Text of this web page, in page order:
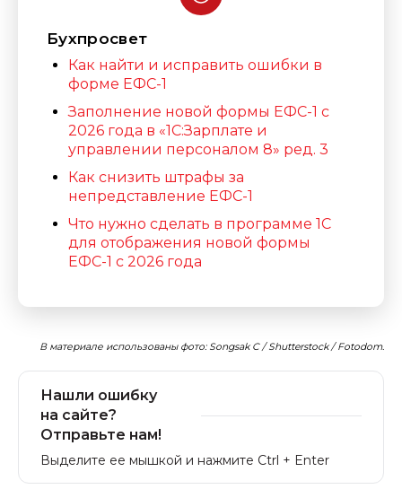
Бухпросвет
Как найти и исправить ошибки в
форме ЕФС-1
Заполнение новой формы ЕФС-1 с
2026 года в «1С:Зарплате и
управлении персоналом 8» ред. 3
Как снизить штрафы за
непредставление ЕФС-1
Что нужно сделать в программе 1С
для отображения новой формы
ЕФС-1 с 2026 года
В материале использованы фото: Songsak C / Shutterstock / Fotodom.
Нашли ошибку
на сайте?
Отправьте нам!
Выделите ее мышкой и нажмите Ctrl + Enter